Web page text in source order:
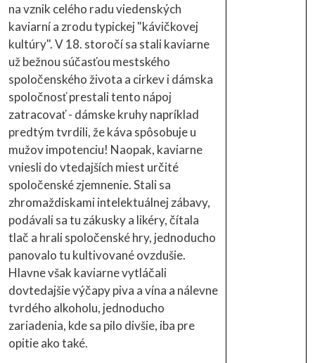
na vznik celého radu viedenských
kaviarní a zrodu typickej "kávičkovej
kultúry". V 18. storočí sa stali kaviarne
už bežnou súčasťou mestského
spoločenského života a cirkev i dámska
spoločnosť prestali tento nápoj
zatracovať - dámske kruhy napríklad
predtým tvrdili, že káva spôsobuje u
mužov impotenciu! Naopak, kaviarne
vniesli do vtedajších miest určité
spoločenské zjemnenie. Stali sa
zhromaždiskami intelektuálnej zábavy,
podávali sa tu zákusky a likéry, čítala
tlač a hrali spoločenské hry, jednoducho
panovalo tu kultivované ovzdušie.
Hlavne však kaviarne vytláčali
dovtedajšie výčapy piva a vína a nálevne
tvrdého alkoholu, jednoducho
zariadenia, kde sa pilo divšie, iba pre
opitie ako také.